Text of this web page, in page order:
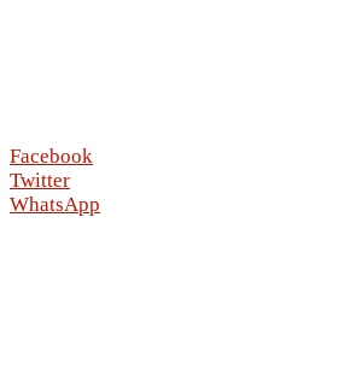
Facebook
Twitter
WhatsApp